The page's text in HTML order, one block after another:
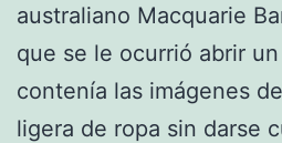
australiano Macquarie
que se le ocurrió abrir
contenía las imágenes
ligera de ropa sin darse